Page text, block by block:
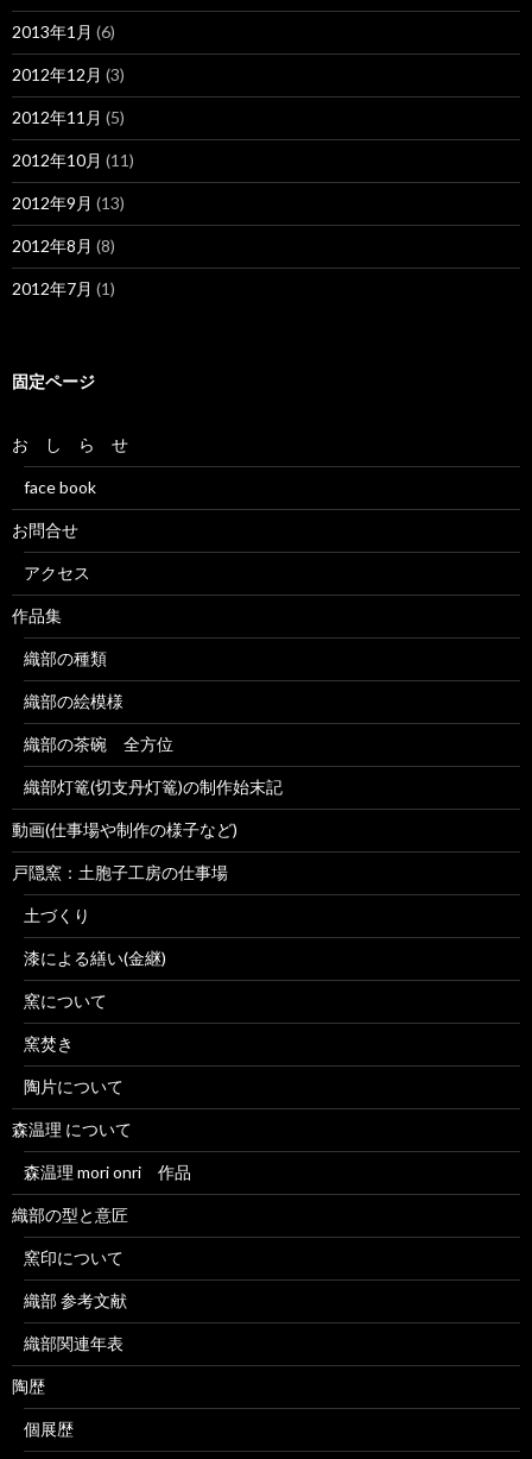
2013年1月 (6)
2012年12月 (3)
2012年11月 (5)
2012年10月 (11)
2012年9月 (13)
2012年8月 (8)
2012年7月 (1)
固定ページ
お し ら せ
face book
お問合せ
アクセス
作品集
織部の種類
織部の絵模様
織部の茶碗 全方位
織部灯篭(切支丹灯篭)の制作始末記
動画(仕事場や制作の様子など)
戸隠窯：土胞子工房の仕事場
土づくり
漆による繕い(金継)
窯について
窯焚き
陶片について
森温理 について
森温理 mori onri 作品
織部の型と意匠
窯印について
織部 参考文献
織部関連年表
陶歴
個展歴